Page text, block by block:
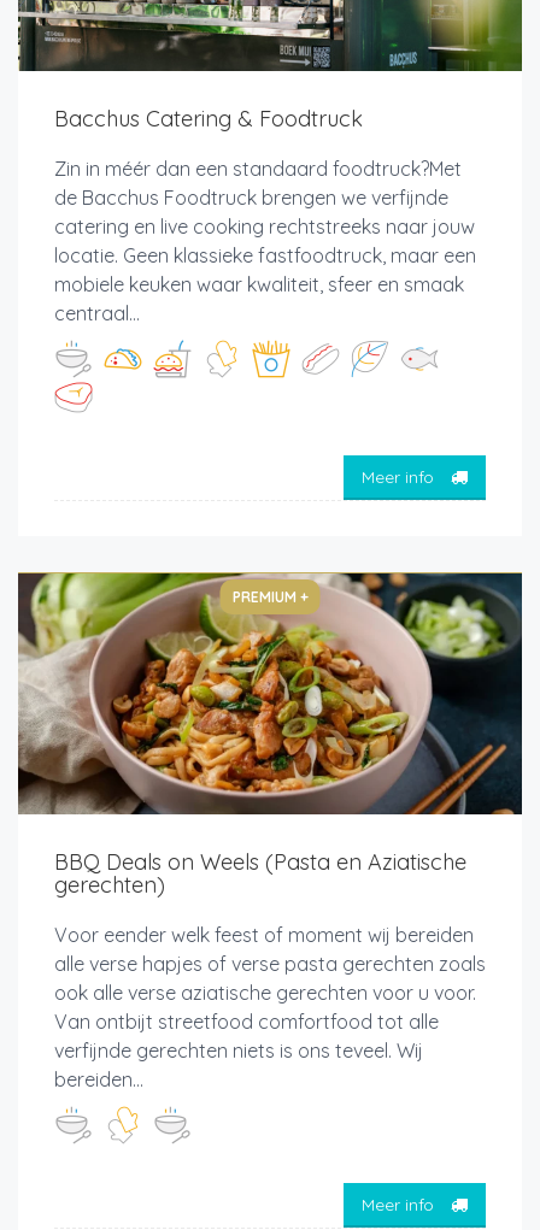
Bacchus Catering & Foodtruck
Zin in méér dan een standaard foodtruck?Met
de Bacchus Foodtruck brengen we verfijnde
catering en live cooking rechtstreeks naar jouw
locatie. Geen klassieke fastfoodtruck, maar een
mobiele keuken waar kwaliteit, sfeer en smaak
centraal...
Meer info
PREMIUM +
BBQ Deals on Weels (Pasta en Aziatische
gerechten)
Voor eender welk feest of moment wij bereiden
alle verse hapjes of verse pasta gerechten zoals
ook alle verse aziatische gerechten voor u voor.
Van ontbijt streetfood comfortfood tot alle
verfijnde gerechten niets is ons teveel. Wij
bereiden...
Meer info